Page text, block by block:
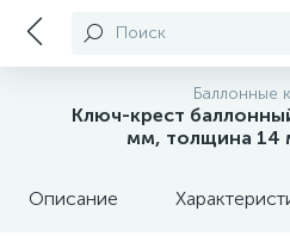
Поиск
Баллонные
Ключ-крест
мм, толщина 14
Описание